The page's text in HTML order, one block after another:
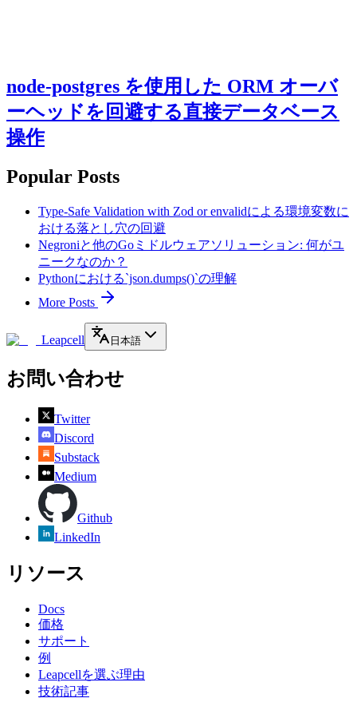
node-postgres を使用した ORM オーバ
ーヘッドを回避する直接データベース
操作
Popular Posts
Type-Safe Validation with Zod or envalidによる環境変数に
おける落とし穴の回避
Negroniと他のGoミドルウェアソリューション: 何がユ
ニークなのか？
Pythonにおける`json.dumps()`の理解
More Posts
Leapcell 日本語
お問い合わせ
Twitter
Discord
Substack
Medium
Github
LinkedIn
リソース
Docs
価格
サポート
例
Leapcellを選ぶ理由
技術記事